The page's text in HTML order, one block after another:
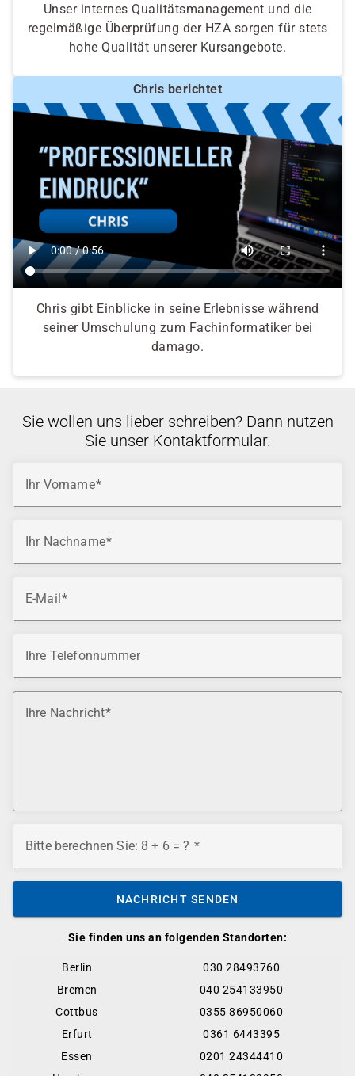
Unser internes Qualitätsmanagement und die
regelmäßige Überprüfung der HZA sorgen für stets
hohe Qualität unserer Kursangebote.
Chris berichtet
Chris gibt Einblicke in seine Erlebnisse während
seiner Umschulung zum Fachinformatiker bei
damago.
Sie finden uns an folgenden Standorten:
Berlin
030 28493760
Bremen
040 254133950
Cottbus
0355 86950060
Erfurt
0361 6443395
Essen
0201 24344410
Sie wollen uns lieber schreiben? Dann nutzen
Sie unser Kontaktformular.
Ihr Vorname
Ihr Nachname
E-Mail
Ihre Telefonnummer
Ihre Nachricht
Bitte berechnen Sie: 8 + 6 = ?
NACHRICHT SENDEN